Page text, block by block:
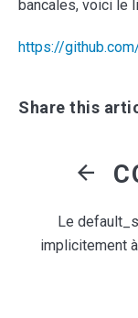
bancales, voici le
https://
Share this
Le
implicitement